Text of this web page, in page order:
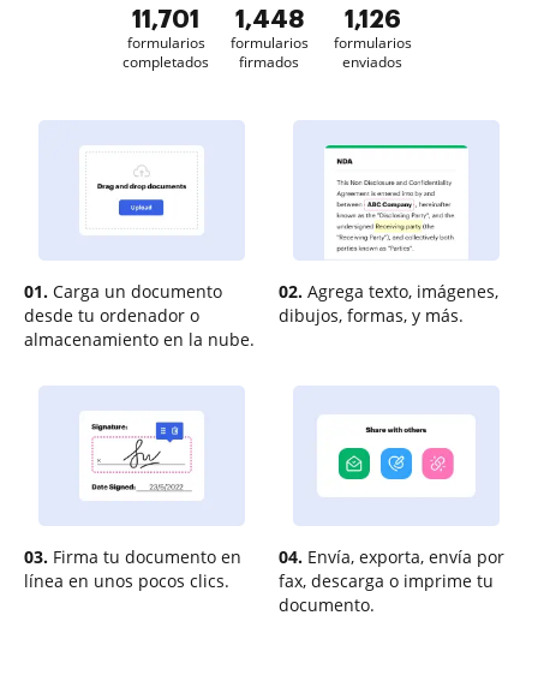
11,701
formularios
completados
1,448
formularios
firmados
1,126
formularios
enviados
01. Carga un documento
desde tu ordenador o
almacenamiento en la nube.
02. Agrega texto, imágenes,
dibujos, formas, y más.
03. Firma tu documento en
línea en unos pocos clics.
04. Envía, exporta, envía por
fax, descarga o imprime tu
documento.